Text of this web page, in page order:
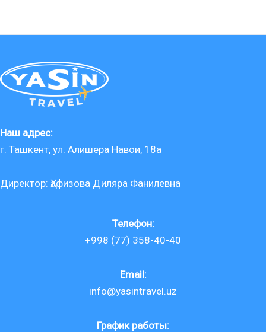
Наш адрес:
г. Ташкент, ул. Алишера Навои, 18a
Директор: Ҳафизова Диляра Фанилевна
Телефон:
+998 (77) 358-40-40
Email:
info@yasintravel.uz
График работы: